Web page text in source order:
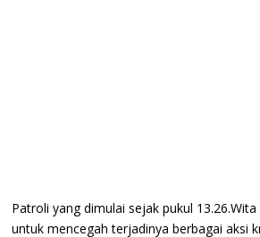
Patroli yang dimulai sejak pukul
untuk mencegah terjadinya berbagai aksi